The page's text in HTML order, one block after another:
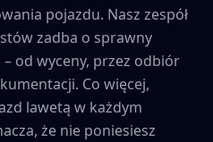
pojazdu. Nasz zespół
zadba o sprawny
od wyceny, przez odbiór
Co więcej,
lawetą w każdym
że nie poniesiesz